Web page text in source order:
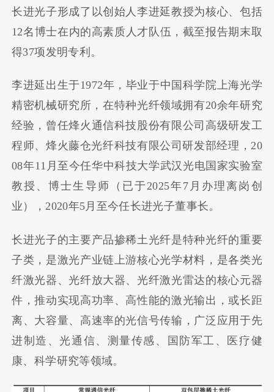
长进光子形成了以创始人李进延教授为核心、包括
12名博士在内的高素质人才队伍，截至报告期末取
得37项发明专利。
李进延出生于1972年，毕业于中国科学院上海光学
精密机械研究所，在特种光纤领域拥有20余年研究
经验，曾任烽火通信科技股份有限公司高级研发工
程师、烽火藤仓光纤科技有限公司研发部经理，20
08年11月至今任华中科技大学武汉光电国家实验室
教授、博士生导师（已于2025年7月办理离岗创
业），2020年5月至今任长进光子董事长。
长进光子的主要产品掺稀土光纤是特种光纤的重要
子类，是激光产业链上游核心光学材料，是各类光
纤激光器、光纤放大器、光纤激光雷达的核心元器
件，推动实现高功率、高性能的激光输出，或长距
离、大容量、高速率的光信号传输，广泛应用于先
进制造、光通信、测量传感、国防军工、医疗健
康、科学研究等领域。